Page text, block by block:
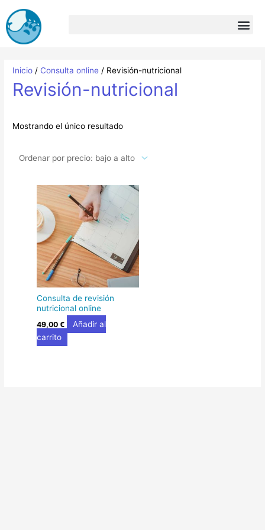
contenido
Inicio / Consulta online / Revisión-nutricional
Revisión-nutricional
Mostrando el único resultado
Consulta de revisión
nutricional online
49,00€
Añadir al
carrito